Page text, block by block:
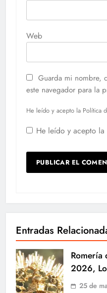
Web
Guarda mi nombre,
este navegador para la
He leído y acepto la Política
He leído y acepto la
Entradas
Romería
2026,
25 de